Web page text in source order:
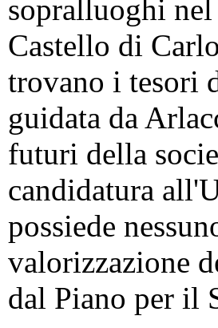
sopralluoghi
Castello di
trovano i tesori
guidata da
futuri della
candidatura
possiede
valorizzazione
dal Piano per il